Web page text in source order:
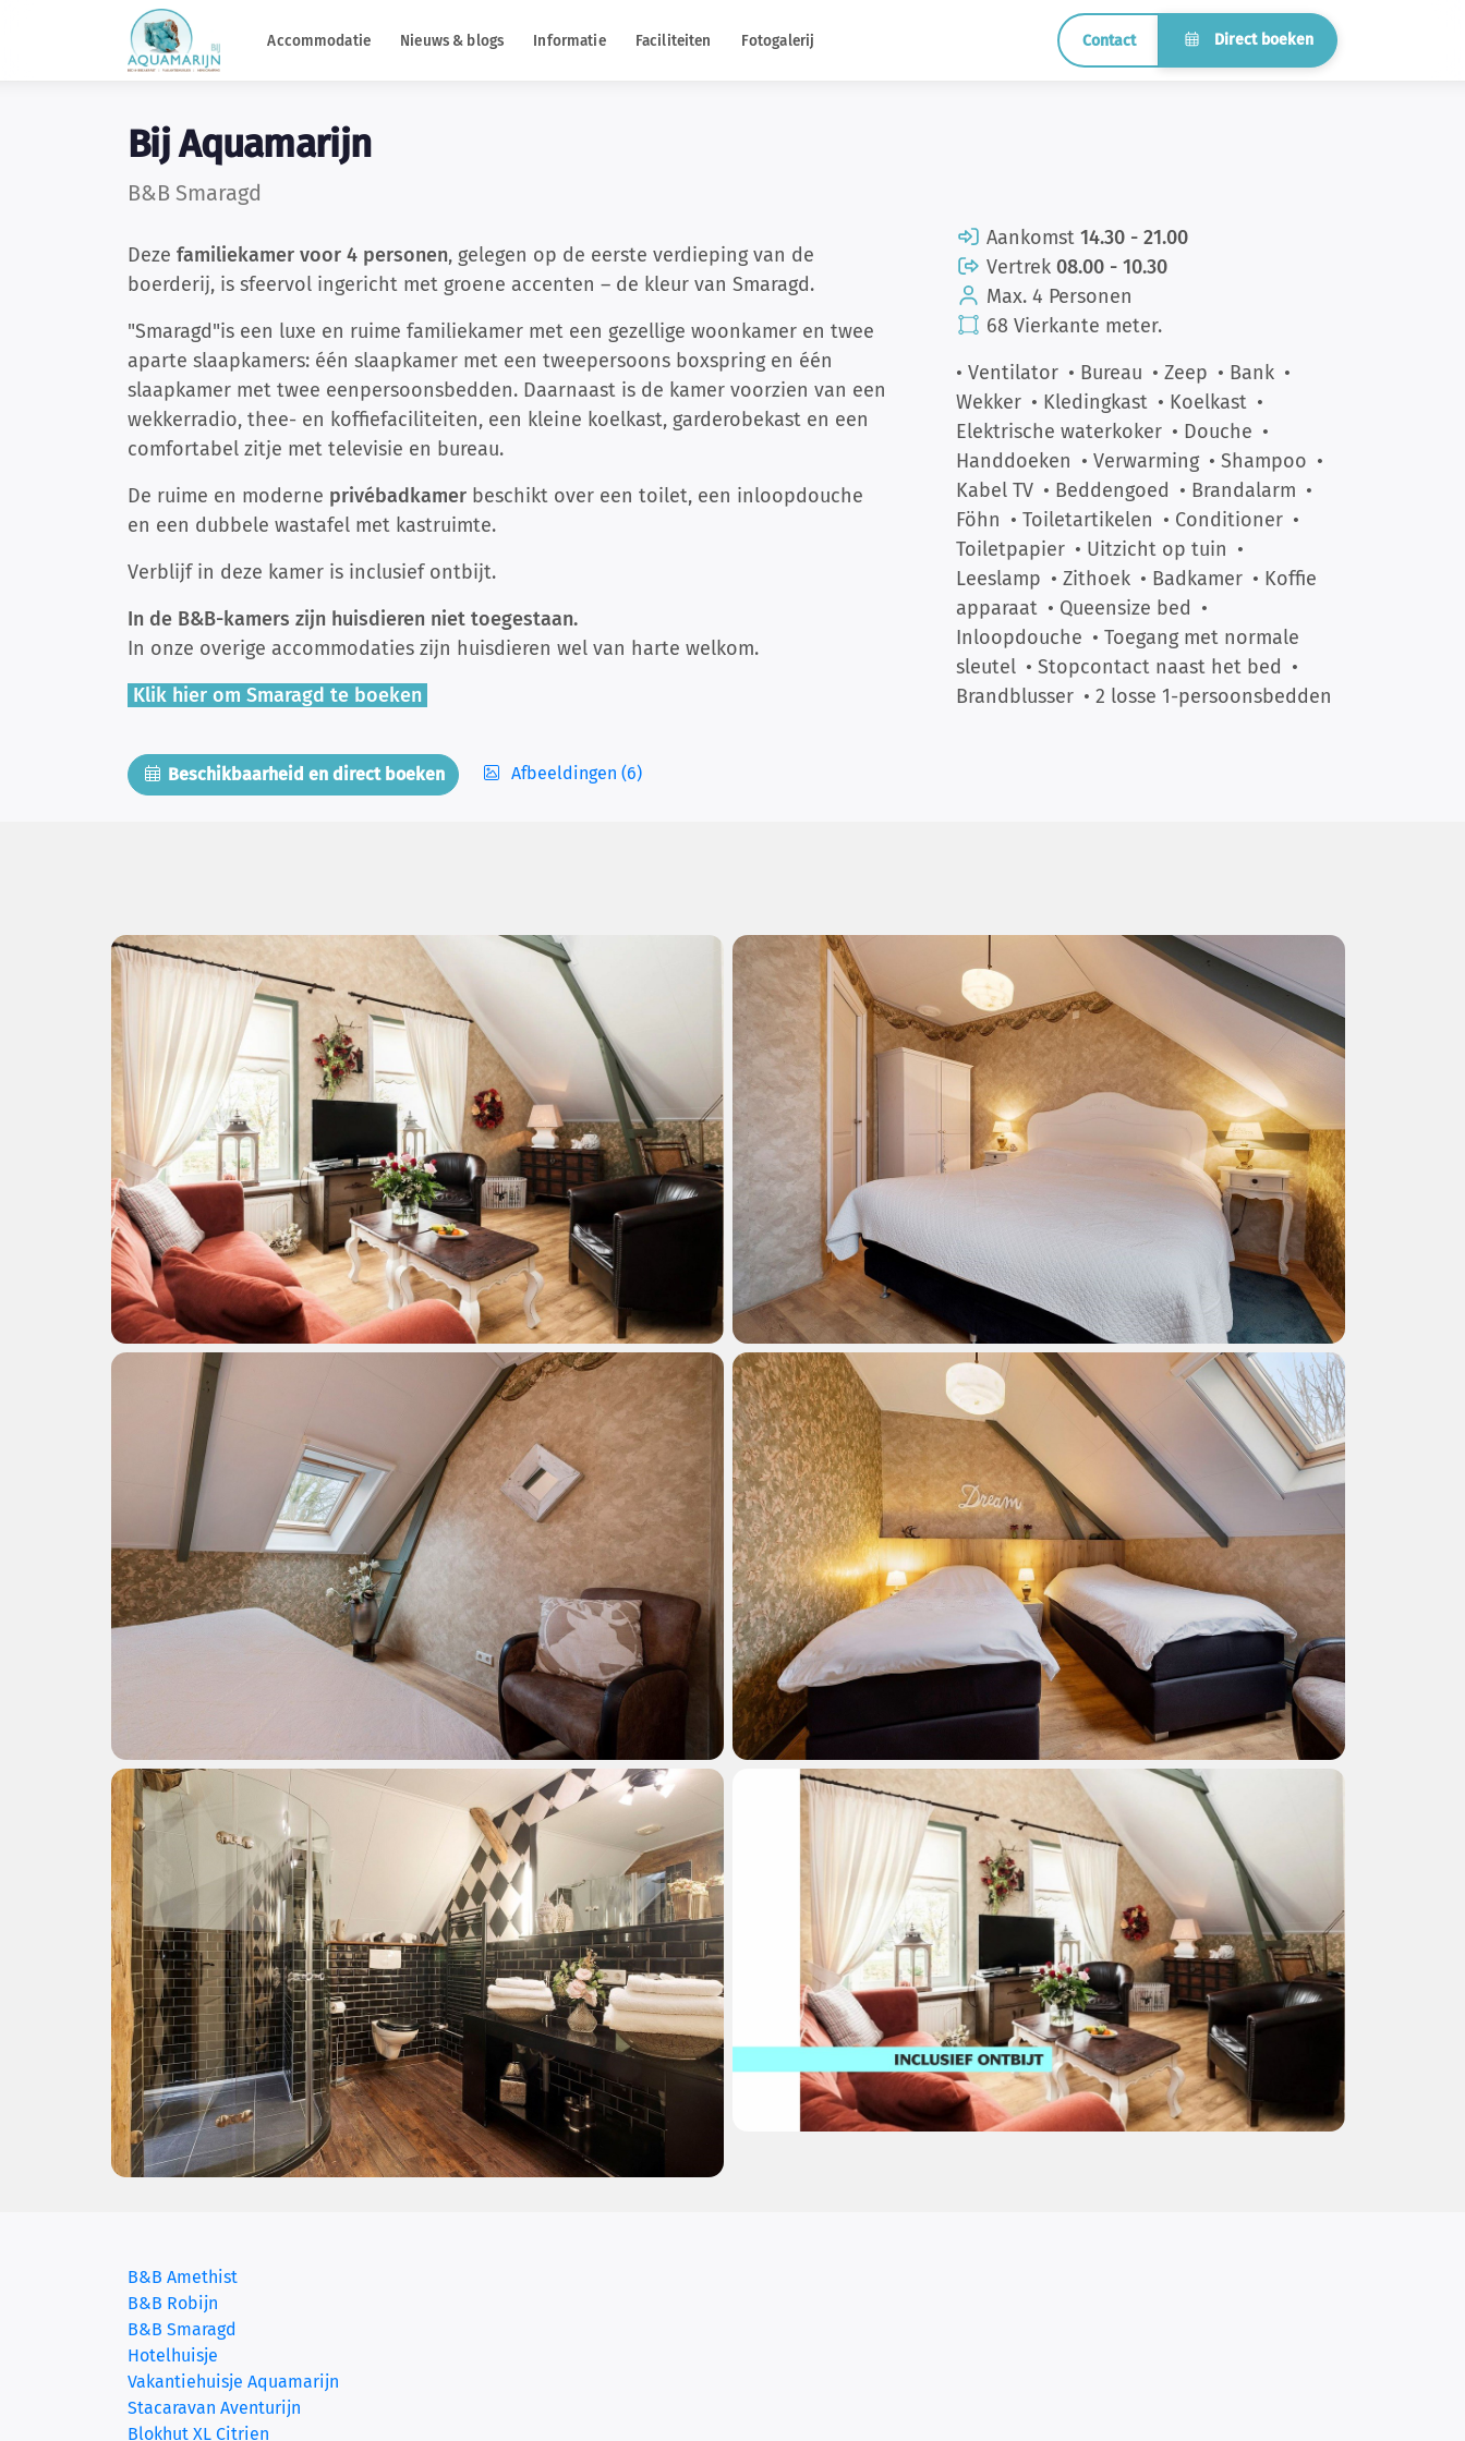
Accommodatie Nieuws & blogs Informatie Faciliteiten Fotogalerij Contact Direct boeken
Bij Aquamarijn
B&B Smaragd
Deze familiekamer voor 4 personen, gelegen op de eerste verdieping van de
boerderij, is sfeervol ingericht met groene accenten – de kleur van Smaragd.
"Smaragd"is een luxe en ruime familiekamer met een gezellige woonkamer en twee
aparte slaapkamers: één slaapkamer met een tweepersoons boxspring en één
slaapkamer met twee eenpersoonsbedden. Daarnaast is de kamer voorzien van een
wekkerradio, thee- en koffiefaciliteiten, een kleine koelkast, garderobekast en een
comfortabel zitje met televisie en bureau.
De ruime en moderne privébadkamer beschikt over een toilet, een inloopdouche
en een dubbele wastafel met kastruimte.
Verblijf in deze kamer is inclusief ontbijt.
In de B&B-kamers zijn huisdieren niet toegestaan.
In onze overige accommodaties zijn huisdieren wel van harte welkom.
Klik hier om Smaragd te boeken
Beschikbaarheid en direct boeken Afbeeldingen (6)
Aankomst 14.30 - 21.00
Vertrek 08.00 - 10.30
Max. 4 Personen
68 Vierkante meter.
• Ventilator • Bureau • Zeep • Bank •
Wekker • Kledingkast • Koelkast •
Elektrische waterkoker • Douche •
Handdoeken • Verwarming • Shampoo •
Kabel TV • Beddengoed • Brandalarm •
Föhn • Toiletartikelen • Conditioner •
Toiletpapier • Uitzicht op tuin •
Leeslamp • Zithoek • Badkamer • Koffie
apparaat • Queensize bed •
Inloopdouche • Toegang met normale
sleutel • Stopcontact naast het bed •
Brandblusser • 2 losse 1-persoonsbedden
B&B Amethist
B&B Robijn
B&B Smaragd
Hotelhuisje
Vakantiehuisje Aquamarijn
Stacaravan Aventurijn
Blokhut XL Citrien